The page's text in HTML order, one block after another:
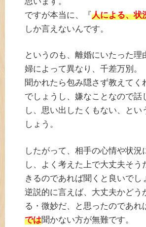
ですが本当に、『人による、状
しか言えないんです。
というのも、離婚にいたった理
婦によって異なり、千差万別。
聞かれたら包み隠さず教えてく
でしょうし、嫌なことなので話
し、思い出したくもない、とい
しょう。
したがって、相手の心情や状況
し、よく考えた上で大丈夫そう
きるのであれば聞くと良いでし
逆説的に言えば、大丈夫かどう
る・微妙だ、と思ったのであれ
では聞かない方が無難です。